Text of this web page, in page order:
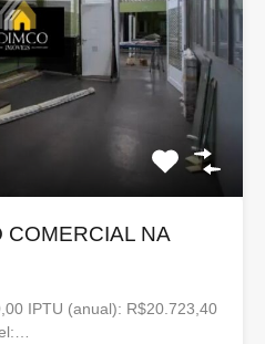
COMERCIAL NA
IPTU (anual): R$20.723,40